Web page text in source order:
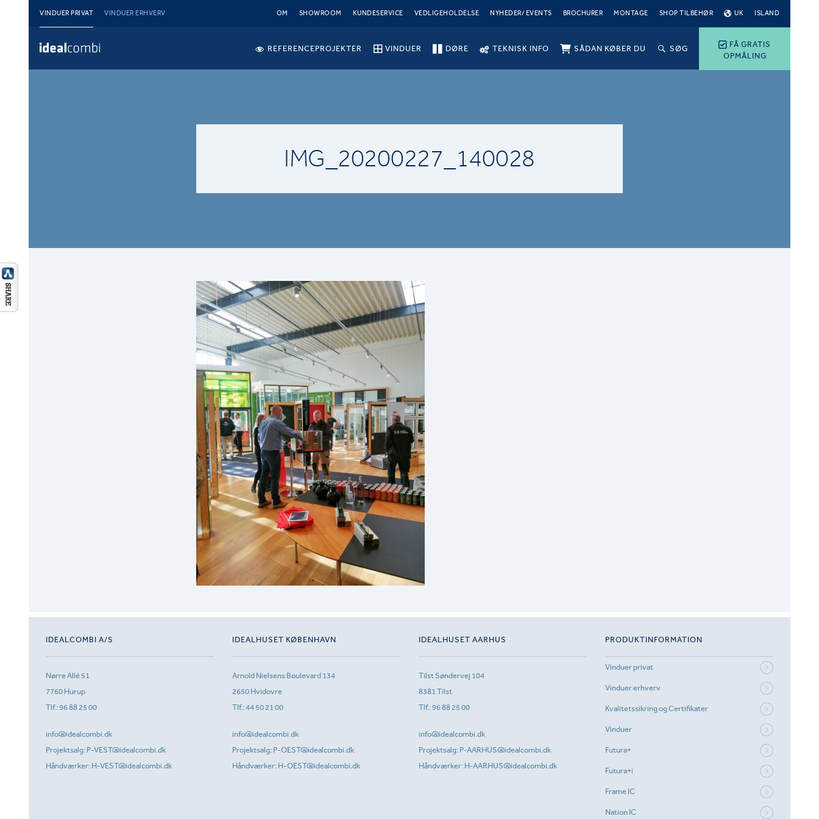
VINDUER PRIVAT VINDUER ERHVERV OM SHOWROOM KUNDESERVICE VEDLIGEHOLDELSE NYHEDER/ EVENTS BROCHURER MONTAGE SHOP TILBEHØR UK ISLAND
FÅ GRATIS
OPMÅLING
REFERENCEPROJEKTER VINDUER DØRE TEKNISK INFO SÅDAN KØBER DU SØG
IMG_20200227_140028
IDEALCOMBI A/S
Nørre Allé 51
7760 Hurup
Tlf.:96 88 25 00
info@idealcombi.dk
Projektsalg: P-VEST@idealcombi.dk
Håndværker: H-VEST@idealcombi.dk
IDEALHUSET KØBENHAVN
Arnold Nielsens Boulevard 134
2650 Hvidovre
Tlf.:44 50 21 00
info@idealcombi.dk
Projektsalg: P-OEST@idealcombi.dk
Håndværker: H-OEST@idealcombi.dk
IDEALHUSET AARHUS
Tilst Søndervej 104
8381 Tilst
Tlf.:96 88 25 00
info@idealcombi.dk
Projektsalg: P-AARHUS@idealcombi.dk
Håndværker: H-AARHUS@idealcombi.dk
PRODUKTINFORMATION
Vinduer privat
Vinduer erhverv
Kvalitetssikring og Certifikater
Vinduer
Futura+
Futura+i
Frame IC
Nation IC